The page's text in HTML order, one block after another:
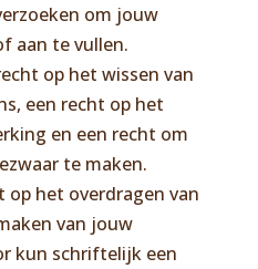
om jouw
aan te vullen.
op het wissen van
een recht op het
en een recht om
te maken.
op het overdragen van
van jouw
kun schriftelijk een